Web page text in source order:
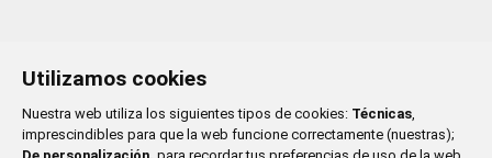
Utilizamos cookies
Nuestra web utiliza los siguientes tipos de cookies: Técnicas,
imprescindibles para que la web funcione correctamente (nuestras);
SEPTIEMBRE 2026
LU MA MI JU VI SA DO